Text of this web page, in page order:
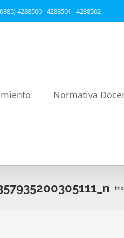
4288500 - 4288501 - 4288502
Normativa